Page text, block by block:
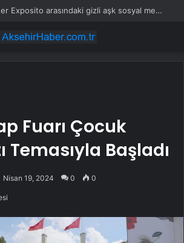
Mbappe ve Ester Exposito arasındaki gizli aşk sosyal medya paylaşımıyla kesinlik kazandı
Fuarı Çocuk
Temasıyla Başladı
Nisan 19, 2024 0 0